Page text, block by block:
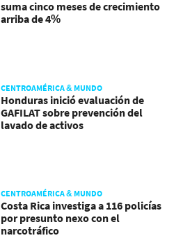
suma cinco meses de crecimiento
arriba de 4%
CENTROAMÉRICA & MUNDO
Honduras inició evaluación de
GAFILAT sobre prevención del
lavado de activos
CENTROAMÉRICA & MUNDO
Costa Rica investiga a 116 policías
por presunto nexo con el
narcotráfico